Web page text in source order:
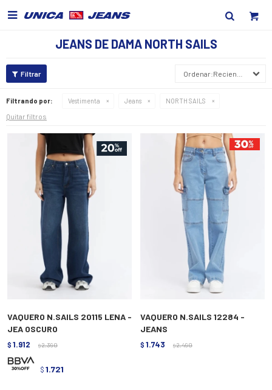

JEANS DE DAMA NORTH SAILS
Recientes
Filtrando por: Vestimenta Jeans NORTH SAILS
Quitar filtros
VAQUERO N.SAILS 20115 LENA -
JEA OSCURO
$ 1.912 $ 2.390
$ 1.721
VAQUERO N.SAILS 12284 -
JEANS
$ 1.743 $ 2.490